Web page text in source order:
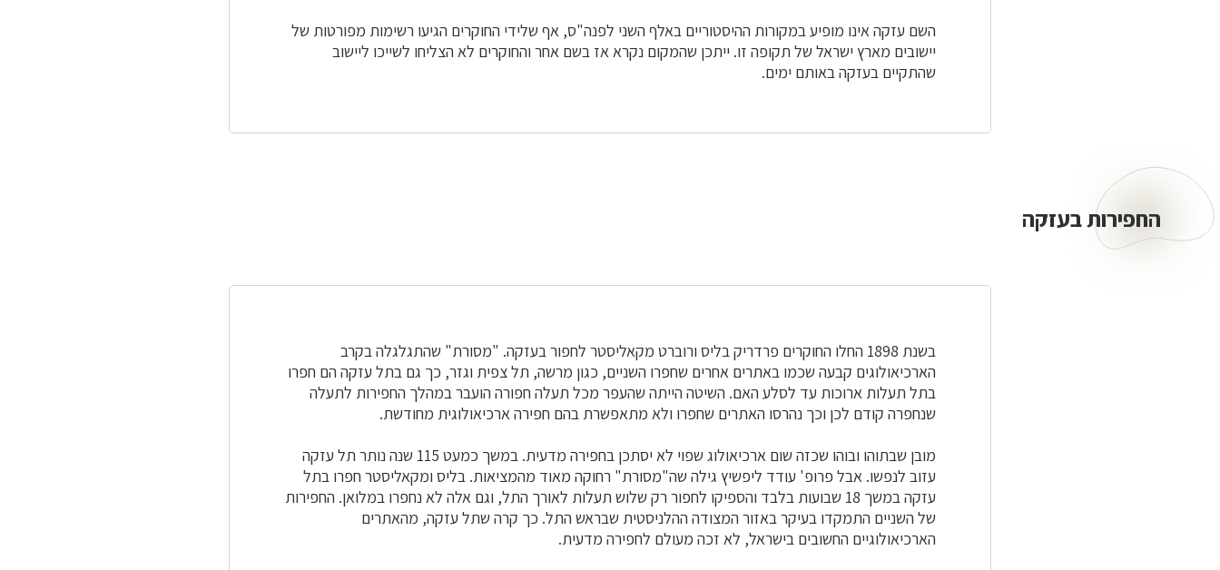
השם עזקה אינו מופיע במקורות ההיסטוריים באלף השני לפנה"ס, אף שלידי החוקרים הגיעו רשימות מפורטות של
יישובים מארץ ישראל של תקופה זו. ייתכן שהמקום נקרא אז בשם אחר והחוקרים לא הצליחו לשייכו ליישוב
שהתקיים בעזקה באותם ימים.
החפירות
בעזקה
החפירות בעזקה
בשנת 1898 החלו החוקרים פרדריק בליס ורוברט מקאליסטר לחפור בעזקה. "מסורת" שהתגלגלה בקרב
הארכיאולוגים קבעה שכמו באתרים אחרים שחפרו השניים, כגון מרשה, תל צפית וגזר, כך גם בתל עזקה הם חפרו
בתל תעלות ארוכות עד לסלע האם. השיטה הייתה שהעפר מכל תעלה חפורה הועבר במהלך החפירות לתעלה
שנחפרה קודם לכן וכך נהרסו האתרים שחפרו ולא מתאפשרת בהם חפירה ארכיאולוגית מחודשת.
מובן שבתוהו ובוהו שכזה שום ארכיאולוג שפוי לא יסתכן בחפירה מדעית. במשך כמעט 115 שנה נותר תל עזקה
עזוב לנפשו. אבל פרופ' עודד ליפשיץ גילה שה"מסורת" רחוקה מאוד מהמציאות. בליס ומקאליסטר חפרו בתל
עזקה במשך 18 שבועות בלבד והספיקו לחפור רק שלוש תעלות לאורך התל, וגם אלה לא נחפרו במלואן. החפירות
של השניים התמקדו בעיקר באזור המצודה ההלניסטית שבראש התל. כך קרה שתל עזקה, מהאתרים
הארכיאולוגיים החשובים בישראל, לא זכה מעולם לחפירה מדעית.